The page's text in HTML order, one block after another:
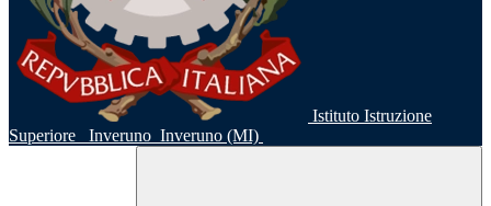
Istituto Istruzione
Superiore
Inveruno Inveruno (MI)